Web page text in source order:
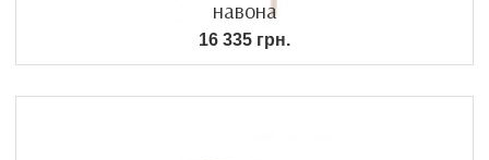
навона
16 335 грн.